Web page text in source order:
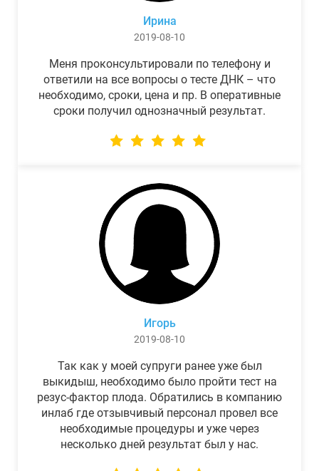
Ирина
2019-08-10
Меня проконсультировали по телефону и
ответили на все вопросы о тесте ДНК – что
необходимо, сроки, цена и пр. В оперативные
сроки получил однозначный результат.
Игорь
2019-08-10
Так как у моей супруги ранее уже был
выкидыш, необходимо было пройти тест на
резус-фактор плода. Обратились в компанию
инлаб где отзывчивый персонал провел все
необходимые процедуры и уже через
несколько дней результат был у нас.